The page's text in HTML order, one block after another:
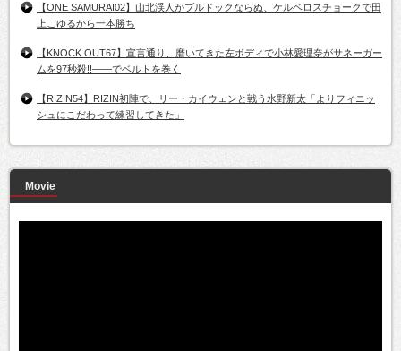
【ONE SAMURAI02】山北渓人がブルドックならぬ、ケルベロスチョークで田
上こゆるから一本勝ち
【KNOCK OUT67】宣言通り、磨いてきた左ボディで小林愛理奈がサネーガー
ムを97秒殺!!――でベルトを巻く
【RIZIN54】RIZIN初陣で、リー・カイウェンと戦う水野新太「よりフィニッ
シュにこだわって練習してきた」
Movie